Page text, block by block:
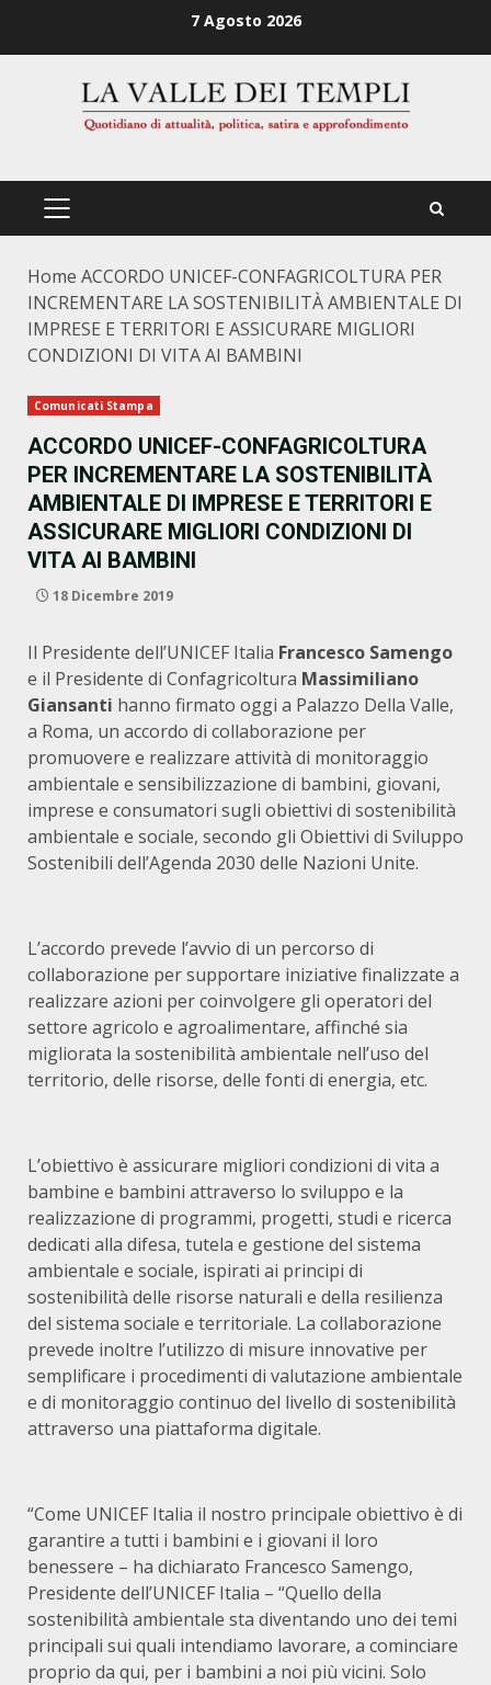
7 Agosto 2026
PRIMÄRES
Home ACCORDO UNICEF-CONFAGRICOLTURA PER
INCREMENTARE LA SOSTENIBILITÀ AMBIENTALE DI
IMPRESE E TERRITORI E ASSICURARE MIGLIORI
CONDIZIONI DI VITA AI BAMBINI
Comunicati Stampa
ACCORDO UNICEF-CONFAGRICOLTURA
PER INCREMENTARE LA SOSTENIBILITÀ
AMBIENTALE DI IMPRESE E TERRITORI E
ASSICURARE MIGLIORI CONDIZIONI DI
VITA AI BAMBINI
18 Dicembre 2019
Il Presidente dell’UNICEF Italia Francesco Samengo
e il Presidente di Confagricoltura Massimiliano
Giansanti hanno firmato oggi a Palazzo Della Valle,
a Roma, un accordo di collaborazione per
promuovere e realizzare attività di monitoraggio
ambientale e sensibilizzazione di bambini, giovani,
imprese e consumatori sugli obiettivi di sostenibilità
ambientale e sociale, secondo gli Obiettivi di Sviluppo
Sostenibili dell’Agenda 2030 delle Nazioni Unite.
L’accordo prevede l’avvio di un percorso di
collaborazione per supportare iniziative finalizzate a
realizzare azioni per coinvolgere gli operatori del
settore agricolo e agroalimentare, affinché sia
migliorata la sostenibilità ambientale nell’uso del
territorio, delle risorse, delle fonti di energia, etc.
L’obiettivo è assicurare migliori condizioni di vita a
bambine e bambini attraverso lo sviluppo e la
realizzazione di programmi, progetti, studi e ricerca
dedicati alla difesa, tutela e gestione del sistema
ambientale e sociale, ispirati ai principi di
sostenibilità delle risorse naturali e della resilienza
del sistema sociale e territoriale. La collaborazione
prevede inoltre l’utilizzo di misure innovative per
semplificare i procedimenti di valutazione ambientale
e di monitoraggio continuo del livello di sostenibilità
attraverso una piattaforma digitale.
“Come UNICEF Italia il nostro principale obiettivo è di
garantire a tutti i bambini e i giovani il loro
benessere – ha dichiarato Francesco Samengo,
Presidente dell’UNICEF Italia – “Quello della
sostenibilità ambientale sta diventando uno dei temi
principali sui quali intendiamo lavorare, a cominciare
proprio da qui, per i bambini a noi più vicini. Solo